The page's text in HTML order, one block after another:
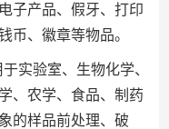
子产品、假牙、打印
币、徽章等物品。
实验室、生物化学、
、农学、食品、制药
的样品前处理、破